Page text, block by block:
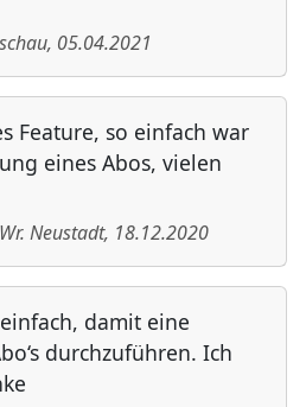
, 05.04.2021
Feature, so einfach war
eines Abos, vielen
Wr. Neustadt, 18.12.2020
damit eine
durchzuführen. Ich